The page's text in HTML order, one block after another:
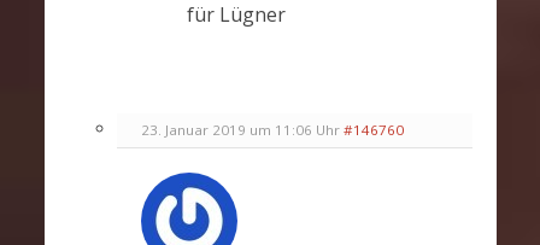
für Lügner
23. Januar 2019 um 11:06 Uhr #146760